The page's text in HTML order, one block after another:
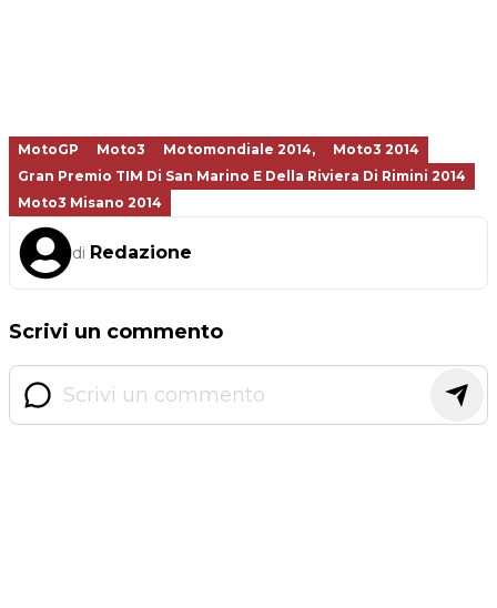
MotoGP Moto3 Motomondiale 2014,
Moto3 2014
Gran Premio TIM Di San Marino E Della Riviera Di Rimini 2014
Moto3 Misano 2014
di Redazione
Scrivi un commento